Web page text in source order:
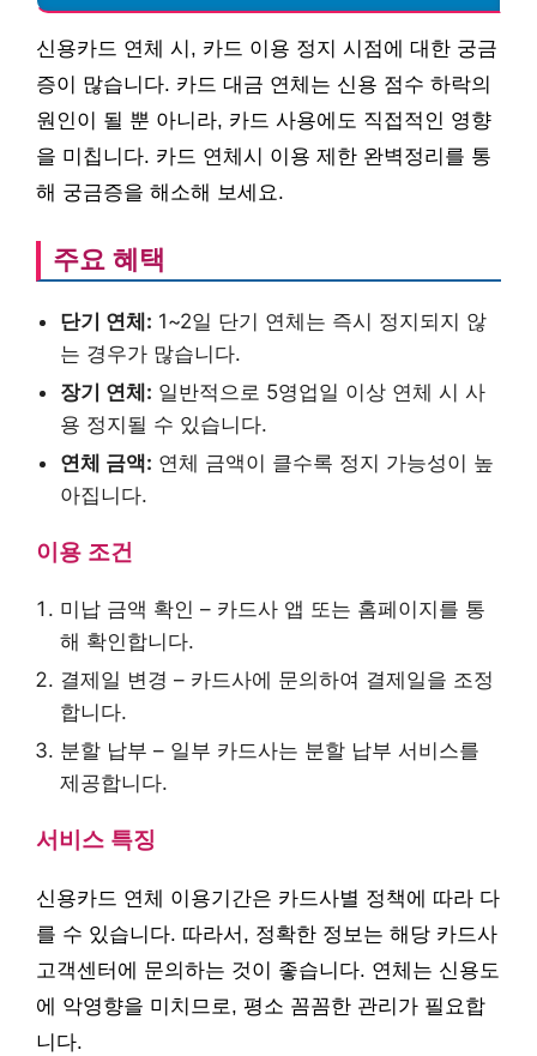
신용카드 연체 시, 카드 이용 정지 시점에 대한 궁금
증이 많습니다. 카드 대금 연체는 신용 점수 하락의
원인이 될 뿐 아니라, 카드 사용에도 직접적인 영향
을 미칩니다. 카드 연체시 이용 제한 완벽정리를 통
해 궁금증을 해소해 보세요.
주요 혜택
단기 연체: 1~2일 단기 연체는 즉시 정지되지 않
는 경우가 많습니다.
장기 연체: 일반적으로 5영업일 이상 연체 시 사
용 정지될 수 있습니다.
연체 금액: 연체 금액이 클수록 정지 가능성이 높
아집니다.
이용 조건
미납 금액 확인 – 카드사 앱 또는 홈페이지를 통
해 확인합니다.
결제일 변경 – 카드사에 문의하여 결제일을 조정
합니다.
분할 납부 – 일부 카드사는 분할 납부 서비스를
제공합니다.
서비스 특징
신용카드 연체 이용기간은 카드사별 정책에 따라 다
를 수 있습니다. 따라서, 정확한 정보는 해당 카드사
고객센터에 문의하는 것이 좋습니다. 연체는 신용도
에 악영향을 미치므로, 평소 꼼꼼한 관리가 필요합
니다.